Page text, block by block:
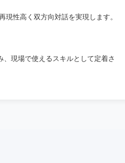
性高く双方向対話を実現します。
現場で使えるスキルとして定着さ